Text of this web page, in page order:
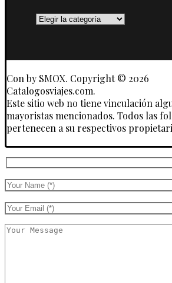
Destinos
Con by SMOX. Copyright © 2026
Catalogosviajes.com.
Este sitio web no tiene vinculación
mayoristas mencionados. Todos las
pertenecen a su respectivos